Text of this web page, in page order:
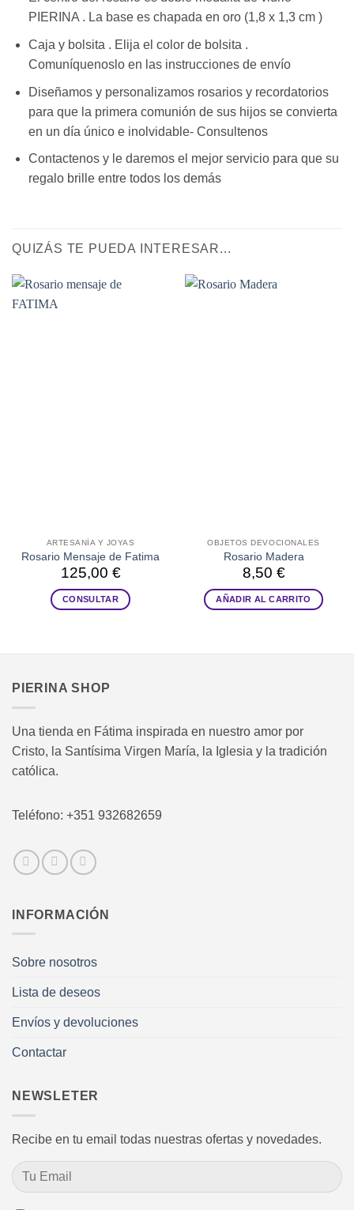
PIERINA . La base es chapada en oro (1,8 x 1,3 cm )
Caja y bolsita . Elija el color de bolsita .
Comuníquenoslo en las instrucciones de envío
Diseñamos y personalizamos rosarios y recordatorios
para que la primera comunión de sus hijos se convierta
en un día único e inolvidable- Consultenos
Contactenos y le daremos el mejor servicio para que su
regalo brille entre todos los demás
QUIZÁS TE PUEDA INTERESAR...
ARTESANÍA Y JOYAS
Rosario Mensaje de Fatima
125,00 €
CONSULTAR
OBJETOS DEVOCIONALES
Rosario Madera
8,50 €
AÑADIR AL CARRITO
PIERINA SHOP
Una tienda en Fátima inspirada en nuestro amor por
Cristo, la Santísima Virgen María, la Iglesia y la tradición
católica.
Teléfono: +351 932682659
INFORMACIÓN
Sobre nosotros
Lista de deseos
Envíos y devoluciones
Contactar
NEWSLETER
Recibe en tu email todas nuestras ofertas y novedades.